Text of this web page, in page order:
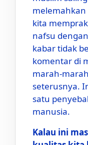
kita
nafsu
kabar tidak
komentar di
marah-
seterusnya.
satu
manusia.
Kalau ini